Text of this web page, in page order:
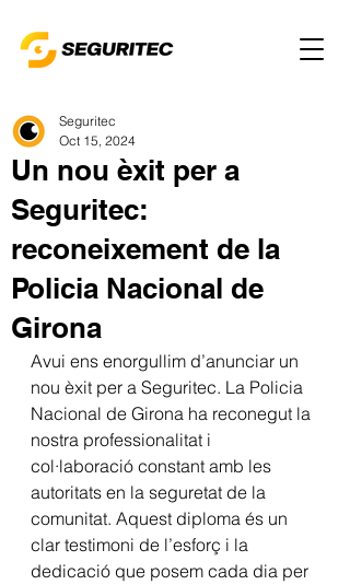
Un nou èxit per a
Seguritec:
reconeixement de la
Policia Nacional de
Girona
Seguritec
Oct 15, 2024
Avui ens enorgullim d’anunciar un
nou èxit per a Seguritec. La Policia
Nacional de Girona ha reconegut la
nostra professionalitat i
col·laboració constant amb les
autoritats en la seguretat de la
comunitat. Aquest diploma és un
clar testimoni de l’esforç i la
dedicació que posem cada dia per